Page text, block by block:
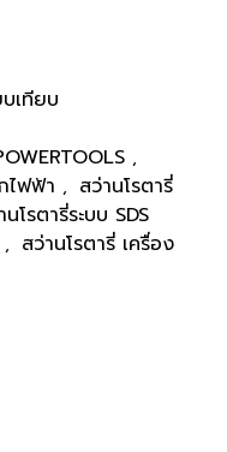
บเทียบ
,
ไฟฟ้า , สว่านโรตารี่
นโรตารี่ระบบ SDS
, สว่านโรตารี่ เครื่อง